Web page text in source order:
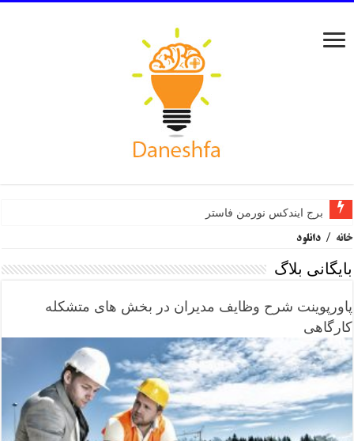
برج ایندکس نورمن فاستر
خانه / دانلود
بایگانی بلاگ
پاورپوینت شرح وظایف مدیران در بخش های متشکله
کارگاهی